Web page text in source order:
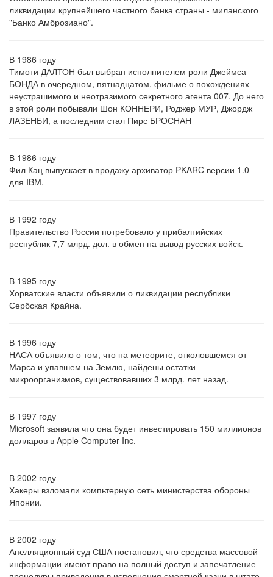
ликвидации крупнейшего частного банка страны - миланского
"Банко Амброзиано".
В 1986 году
Тимоти ДАЛТОН был выбран исполнителем роли Джеймса
БОНДА в очередном, пятнадцатом, фильме о похождениях
неустрашимого и неотразимого секретного агента 007. До него
в этой роли побывали Шон КОННЕРИ, Роджер МУР, Джордж
ЛАЗЕНБИ, а последним стал Пирс БРОСНАН
В 1986 году
Фил Кац выпускает в продажу архиватор PKARC версии 1.0
для IBM.
В 1992 году
Правительство России потребовало у прибалтийских
республик 7,7 млрд. дол. в обмен на вывод русских войск.
В 1995 году
Хорватские власти объявили о ликвидации республики
Сербская Крайна.
В 1996 году
НАСА объявило о том, что на метеорите, отколовшемся от
Марса и упавшем на Землю, найдены остатки
микроорганизмов, существовавших 3 млрд. лет назад.
В 1997 году
Microsoft заявила что она будет инвестировать 150 миллионов
долларов в Apple Computer Inc.
В 2002 году
Хакеры взломали компьтерную сеть министерства обороны
Японии.
В 2002 году
Апелляционный суд США постановил, что средства массовой
информации имеют право на полный доступ и запечатление